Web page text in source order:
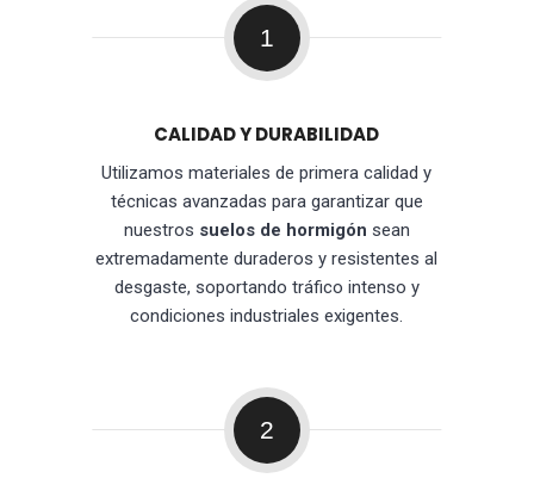
1
CALIDAD Y DURABILIDAD
Utilizamos materiales de primera calidad y
técnicas avanzadas para garantizar que
nuestros suelos de hormigón sean
extremadamente duraderos y resistentes al
desgaste, soportando tráfico intenso y
condiciones industriales exigentes.
2